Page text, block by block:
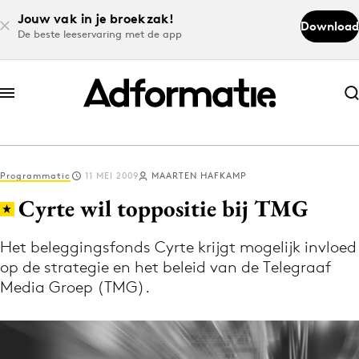
Jouw vak in je broekzak!
De beste leeservaring met de app
Download
Abonneer nu
Abonneer nu
Log in
Download de app
Volg het laatste nieuws via de Adformatie
Nieuws app
Programmatic 11 MEI 2009 MAARTEN HAFKAMP
Cyrte wil toppositie bij TMG
Het beleggingsfonds Cyrte krijgt mogelijk invloed
op de strategie en het beleid van de Telegraaf
Media Groep (TMG).